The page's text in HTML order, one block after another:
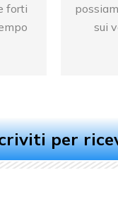
forti
sui
per